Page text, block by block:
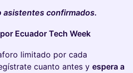
asistentes confirmados.
Ecuador Tech Week
limitado por cada
cuanto antes y espera a